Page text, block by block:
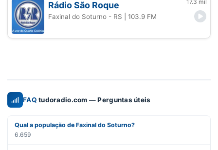
Rádio São Roque 17.3 mil
Faxinal do Soturno - RS | 103.9 FM
FAQ tudoradio.com — Perguntas úteis
Qual a população de Faxinal do Soturno?
6.659